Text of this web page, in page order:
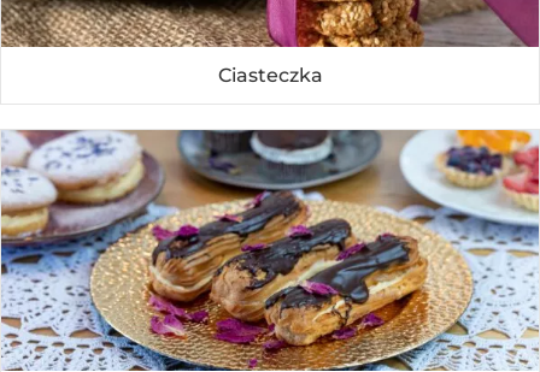
Ciasteczka